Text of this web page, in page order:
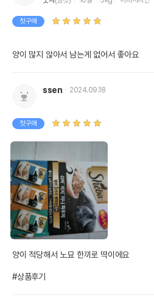
첫구매
양이 많지 않아서 남는게 없어서 좋아요
ssen 2024.09.18
첫구매
양이 적당해서 노묘 한끼로 딱이에요
#상품후기